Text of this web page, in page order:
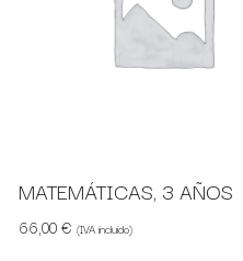
MATEMÁTICAS, 3 AÑOS
66,00€ (IVA incluido)